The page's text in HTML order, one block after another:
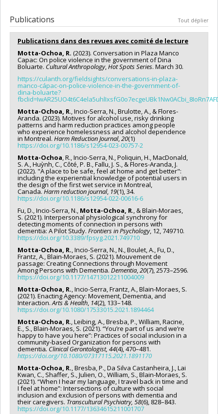
Chercheure principale: Sophie Hamisultane
Co-chercheures:
Roxane Caron
Rossio Motta Ochoa
Sources de financement :
CRSH/Conseil de recherches en
sciences humaines du Canada
Programmes de subvention :PVX20020-Subvention
institutionnelle du CRSH - Subventions d'exploration
Publications Tout déplier
Publications dans des revues avec comité de lecture
Motta-Ochoa, R. (2023). Conversation in Plaza Manco
Capac: On police violence in the government of Dina
Boluarte. Cultural Anthropology,Hot Spots Series. March 30.
https://culanth.org/fieldsights/conversations-in-plaza-
manco-cápac-on-police-violence-in-the-government-of-
dina-boluarte?
Motta-Ochoa, R., Incio-Serra, N., Brulotte, A., & Flores-
Aranda. (2023). Motives for alcohol use, risky drinking
patterns and harm reduction practices among people
who experience homelessness and alcohol dependence
in Montreal. Harm Reduction Journal,20(1)
https://doi.org/10.1186/s12954-023-00757-2
Motta-Ochoa, R., Incio-Serra, N., Poliquin, H., MacDonald,
S. A., Huỳnh, C., Côté, P. B., Fallu, J. S., & Flores-Aranda, J.
(2022). "A place to be safe, feel at home and get better":
including the experiential knowledge of potential users in
the design of the first wet service in Montreal,
Canada. Harm reduction journal, 19(1), 34.
https://doi.org/10.1186/s12954-022-00616-6
Fu, D., Incio-Serra, N., Motta-Ochoa, R., & Blain-Moraes,
S. (2021). Interpersonal physiological synchrony for
detecting moments of connection in persons with
dementia: A Pilot Study. Frontiers in Psychology, 12, 749710.
https://doi.org/10.3389/fpsyg.2021.749710
Motta-Ochoa, R., Incio-Serra, N., N., Boulet, A., Fu, D.,
Frantz, A., Blain-Moraes, S. (2021). Mouvement de
passage: Creating Connections through Movement
Among Persons with Dementia. Dementia,20(7), 2573–2596.
https://doi.org/10.1177/14713012211004009
Motta-Ochoa, R., Incio-Serra, Frantz, A., Blain-Moraes, S.
(2021). Enacting Agency: Movement, Dementia, and
Interaction.Arts & Health, 14(2), 133–148.
https://doi.org/10.1080/17533015.2021.1894464
Motta-Ochoa, R., Leibing, A., Bresba, P., William, Racine,
E., S., Blain-Moraes, S. (2021). “You’re part of us and we’re
happy to have you here”: Practices of social inclusion in a
community-based Organization for persons with
dementia. Clinical Gerontologist, 44(4), 470–481.
https://doi.org/10.1080/07317115.2021.1891170
Motta-Ochoa, R., Bresba, P., Da Silva Castanheira, J., Lai
Kwan, C., Shaffer, S., Julien, O., William, S., Blain-Moraes, S.
(2021). “When I hear my language, I travel back in time and
I feel at home”: Intersections of culture with social
inclusion and exclusion of persons with dementia and
their caregivers. Transcultural Psychiatry, 58(6), 828–843.
https://doi.org/10.1177/13634615211001707